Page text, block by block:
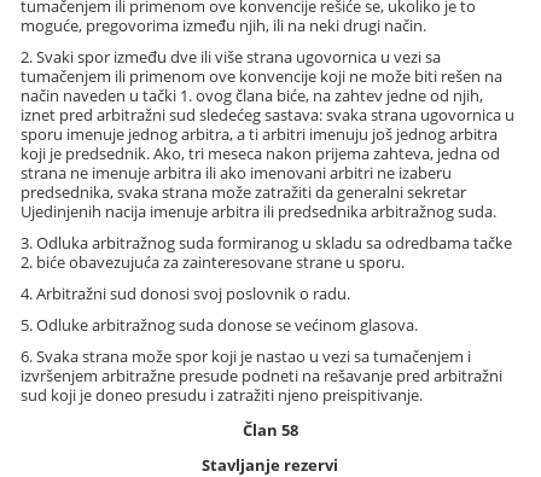
tumačenjem ili primenom ove konvencije rešiće se, ukoliko je to
moguće, pregovorima između njih, ili na neki drugi način.
2. Svaki spor između dve ili više strana ugovornica u vezi sa
tumačenjem ili primenom ove konvencije koji ne može biti rešen na
način naveden u tački 1. ovog člana biće, na zahtev jedne od njih,
iznet pred arbitražni sud sledećeg sastava: svaka strana ugovornica u
sporu imenuje jednog arbitra, a ti arbitri imenuju još jednog arbitra
koji je predsednik. Ako, tri meseca nakon prijema zahteva, jedna od
strana ne imenuje arbitra ili ako imenovani arbitri ne izaberu
predsednika, svaka strana može zatražiti da generalni sekretar
Ujedinjenih nacija imenuje arbitra ili predsednika arbitražnog suda.
3. Odluka arbitražnog suda formiranog u skladu sa odredbama tačke
2. biće obavezujuća za zainteresovane strane u sporu.
4. Arbitražni sud donosi svoj poslovnik o radu.
5. Odluke arbitražnog suda donose se većinom glasova.
6. Svaka strana može spor koji je nastao u vezi sa tumačenjem i
izvršenjem arbitražne presude podneti na rešavanje pred arbitražni
sud koji je doneo presudu i zatražiti njeno preispitivanje.
Član 58
Stavljanje rezervi